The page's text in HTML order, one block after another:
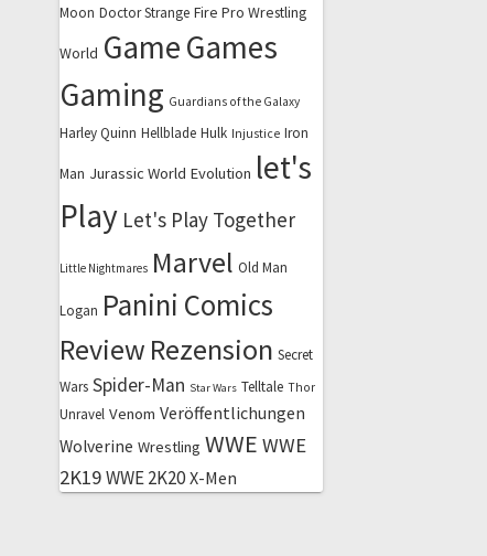
Moon Doctor Strange Fire Pro Wrestling
World GameGames
Gaming Guardians of the Galaxy
Harley Quinn Hellblade Hulk Injustice Iron
Man Jurassic World Evolution let's
Play Let's Play Together
Little Nightmares Marvel Old Man
Logan Panini Comics
Review Rezension Secret
Wars Spider-Man Star Wars Telltale Thor
Unravel Venom Veröffentlichungen
Wolverine Wrestling WWE WWE
2K19WWE 2K20 X-Men